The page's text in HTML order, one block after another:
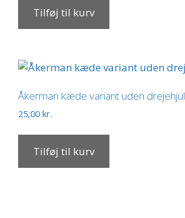
Tilføj til kurv
Åkerman kæde variant uden drejehjul
25,00 kr.
Tilføj til kurv